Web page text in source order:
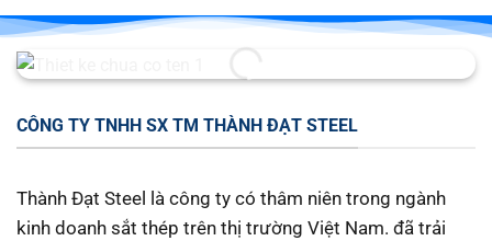
CÔNG TY TNHH SX TM THÀNH ĐẠT STEEL
Thành Đạt Steel là công ty có thâm niên trong ngành
kinh doanh sắt thép trên thị trường Việt Nam. đã trải